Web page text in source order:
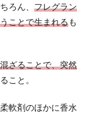
ろん、 フレグラン
ことで生まれるも
ざることで、突然
こと。
軟剤のほかに香水